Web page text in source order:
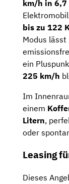
km/h in 6,7
bis zu 122
Modus
ein
225 km/h
Im
einem
Litern,
oder
Leasing
Dieses